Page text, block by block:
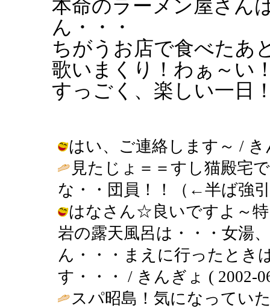
本命のラーメン屋さん
ん・・・
ちがうお店で食べたあ
歌いまくり！わぁ～い
すっごく、楽しい一日
はい、ご連絡します～ / き
見たじょ＝＝すし猫殿宅
な・・団員！！（←半ば強
はなさん☆良いですよ～
岩の露天風呂は・・・女湯
ん・・・まえに行ったとき
す・・・ / きんぎょ ( 2002-
スパ昭島！気になってい